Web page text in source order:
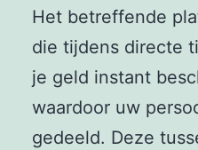
Het betreffende
die tijdens directe
je geld instant
waardoor uw
gedeeld. Deze